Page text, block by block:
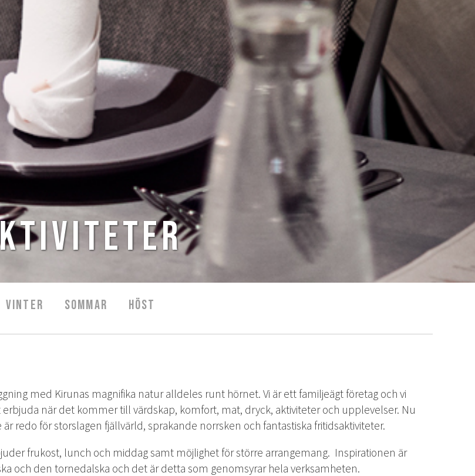
VINTER SOMMAR HÖST
med Kirunas magnifika natur alldeles runt hörnet. Vi är ett familjeägt företag och vi
när det kommer till värdskap, komfort, mat, dryck, aktiviteter och upplevelser. Nu
redo för storslagen fjällvärld, sprakande norrsken och fantastiska fritidsaktiviteter.
frukost, lunch och middag samt möjlighet för större arrangemang. Inspirationen är
och den tornedalska och det är detta som genomsyrar hela verksamheten.